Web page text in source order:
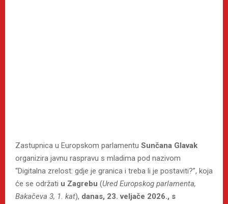
Zastupnica u Europskom parlamentu Sunčana Glavak
organizira javnu raspravu s mladima pod nazivom
“Digitalna zrelost: gdje je granica i treba li je postaviti?”, koja
će se održati u Zagrebu (Ured Europskog parlamenta,
Bakačeva 3, 1. kat), danas, 23. veljače 2026., s